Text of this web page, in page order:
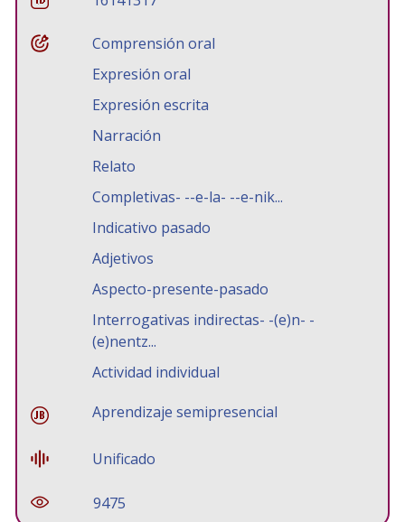
Comprensión oral
Expresión oral
Expresión escrita
Narración
Relato
Completivas- --e-la- --e-nik...
Indicativo pasado
Adjetivos
Aspecto-presente-pasado
Interrogativas indirectas- -(e)n- -
(e)nentz...
Actividad individual
Aprendizaje semipresencial
Unificado
9475